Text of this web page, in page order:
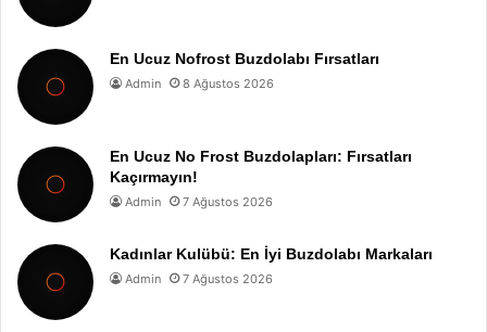
En Ucuz Nofrost Buzdolabı Fırsatları
Admin 8 Ağustos 2026
En Ucuz No Frost Buzdolapları: Fırsatları
Kaçırmayın!
Admin 7 Ağustos 2026
Kadınlar Kulübü: En İyi Buzdolabı Markaları
Admin 7 Ağustos 2026